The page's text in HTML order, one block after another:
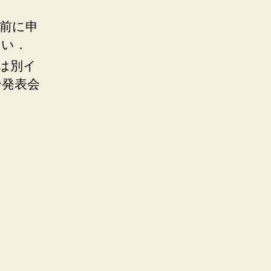
に申
．
別イ
表会